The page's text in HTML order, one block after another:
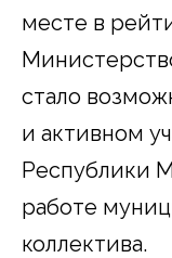
месте в
стало
и активном
Республики
работе
коллектива.